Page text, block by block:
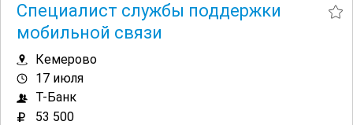
Специалист службы поддержки
мобильной связи
Кемерово
17 июля
Т-Банк
53 500